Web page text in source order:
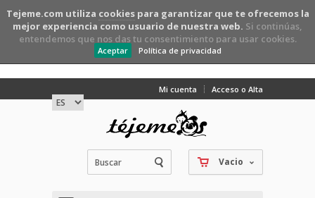
Tejeme.com utiliza cookiespara garantizar que te ofrecemos la
mejor experiencia como usuario de nuestra web. Si continúas,
entendemos que nos das tu consentimiento para usar cookies.
Aceptar Política de privacidad
Mi cuenta Acceso o Alta
Vacio